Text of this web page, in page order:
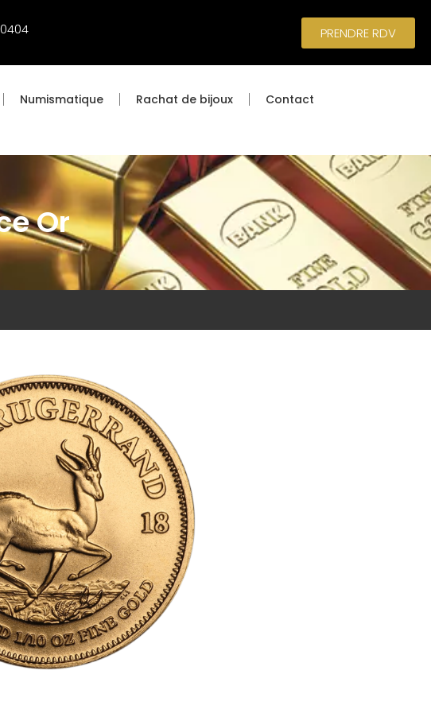
PRENDRE RDV
Numismatique Rachat de bijoux Contact
Or